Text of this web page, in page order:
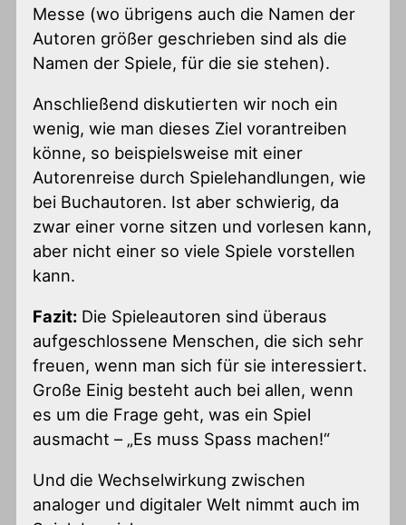
Messe (wo übrigens auch die Namen der
Autoren größer geschrieben sind als die
Namen der Spiele, für die sie stehen).
Anschließend diskutierten wir noch ein
wenig, wie man dieses Ziel vorantreiben
könne, so beispielsweise mit einer
Autorenreise durch Spielehandlungen, wie
bei Buchautoren. Ist aber schwierig, da
zwar einer vorne sitzen und vorlesen kann,
aber nicht einer so viele Spiele vorstellen
kann.
Fazit: Die Spieleautoren sind überaus
aufgeschlossene Menschen, die sich sehr
freuen, wenn man sich für sie interessiert.
Große Einig besteht auch bei allen, wenn
es um die Frage geht, was ein Spiel
ausmacht – „Es muss Spass machen!“
Und die Wechselwirkung zwischen
analoger und digitaler Welt nimmt auch im